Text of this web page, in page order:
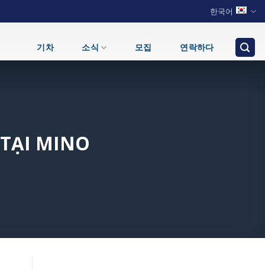
한국어
기차 소식 모집 연락하다
MINO